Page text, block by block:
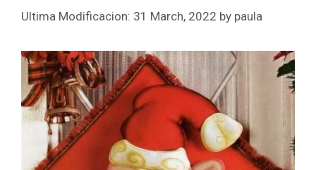
31 March, 2022 by paula